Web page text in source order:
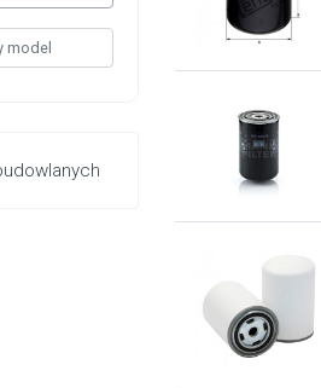
model